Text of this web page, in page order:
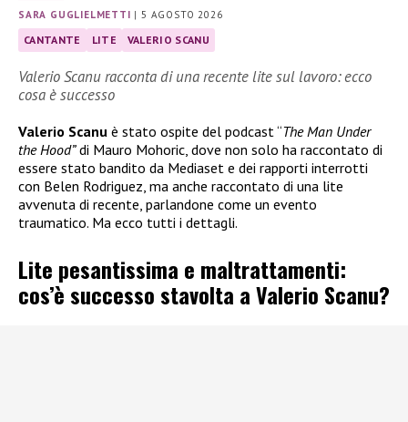
SARA GUGLIELMETTI |5 AGOSTO 2026
CANTANTE LITE VALERIO SCANU
Valerio Scanu racconta di una recente lite sul lavoro: ecco
cosa è successo
Valerio Scanu è stato ospite del podcast “The Man Under
the Hood”di Mauro Mohoric, dove non solo ha raccontato di
essere stato bandito da Mediaset e dei rapporti interrotti
con Belen Rodriguez, ma anche raccontato di una lite
avvenuta di recente, parlandone come un evento
traumatico. Ma ecco tutti i dettagli.
Lite pesantissima e maltrattamenti:
cos’è successo stavolta a Valerio Scanu?